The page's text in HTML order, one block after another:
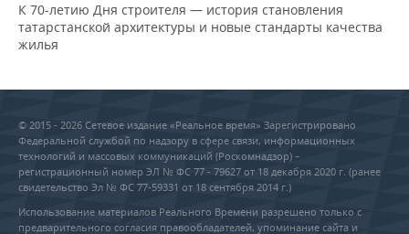
К 70-летию Дня строителя — история становления
татарстанской архитектуры и новые стандарты качества
жилья
© 2015 - 2026 Сетевое издание «Реальное время» Зарегистрировано
Федеральной службой по надзору в сфере связи, информационных
технологий и массовых коммуникаций (Роскомнадзор) –
регистрационный номер ЭЛ № ФС 77 - 79627 от 18 декабря 2020 г. (ранее
свидетельство Эл № ФС 77-59331 от 18 сентября 2014 г.)
Использование материалов Реального Времени разрешено только с
предварительного согласия правообладателей, упоминание сайта и